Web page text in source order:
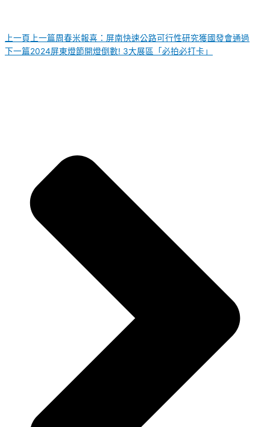
上一頁 上一篇周春米報喜：屏南快速公路可行性研究獲國發會通過
下一篇2024屏東燈節開燈倒數! 3大展區「必拍必打卡」